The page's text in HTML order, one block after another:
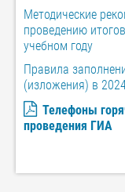
Методические
проведению
учебном году
Правила
(изложения) в
Телефоны
проведения ГИА